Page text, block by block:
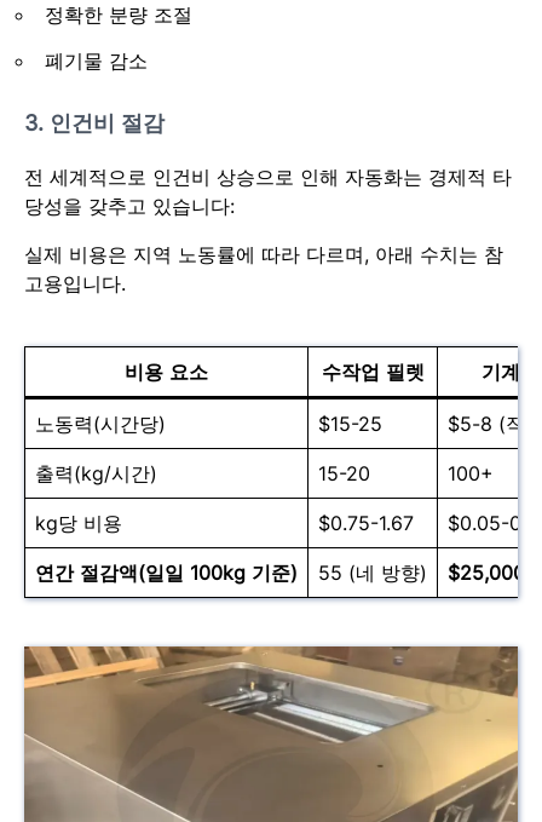
정확한 분량 조절
폐기물 감소
3. 인건비 절감
전 세계적으로 인건비 상승으로 인해 자동화는 경제적 타
당성을 갖추고 있습니다:
실제 비용은 지역 노동률에 따라 다르며, 아래 수치는 참
고용입니다.
비용 요소 수작업 필렛 기계
노동력(시간당) $15-25 $5-8 (작
출력(kg/시간) 15-20 100+
kg당 비용 $0.75-1.67 $0.05-
연간 절감액(일일 100kg 기준) 55 (네 방향) $25,000-